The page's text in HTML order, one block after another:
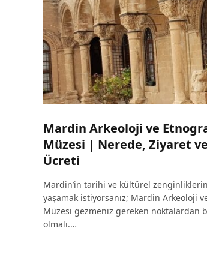
Mardin Arkeoloji ve
Müzesi | Nerede, Ziyaret
Ücreti
Mardin’in tarihi ve kültürel
yaşamak istiyorsanız; Mardin Arkeoloji
Müzesi gezmeniz gereken noktalardan
olmalı.…